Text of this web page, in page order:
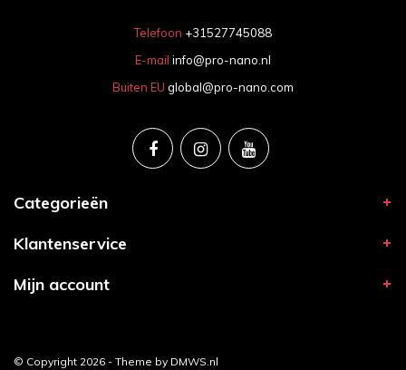
Telefoon +31527745088
E-mail info@pro-nano.nl
Buiten EU global@pro-nano.com
Categorieën
Klantenservice
Mijn account
© Copyright 2026 - Theme by DMWS.nl